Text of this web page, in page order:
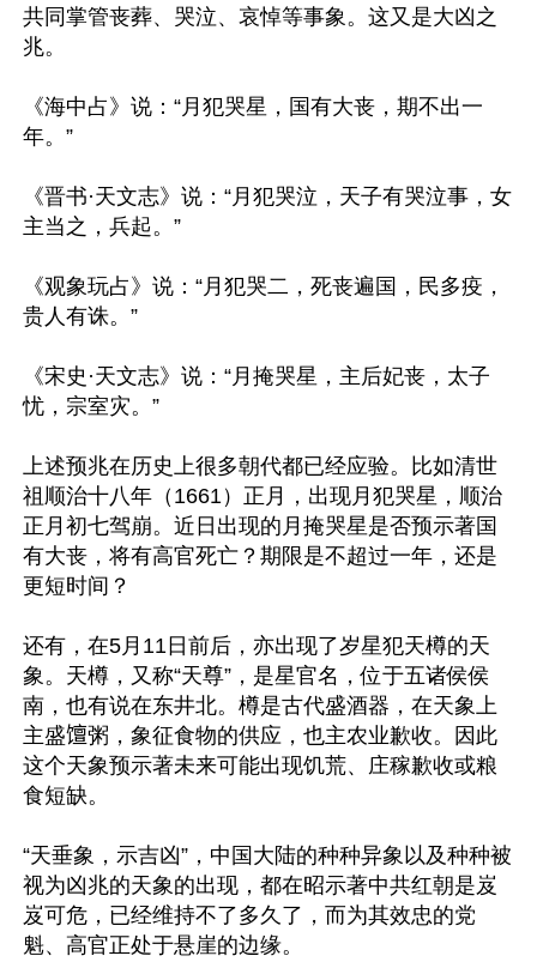
共同掌管‌丧葬、哭泣、哀悼‌等事象。这又是大凶之
兆。
《海中占》说：“月犯哭星，国有大丧，期不出一
年。”
《晋书·天文志》说：“月犯哭泣，天子有哭泣事，女
主当之，兵起。”
《观象玩占》说：“月犯哭二，死丧遍国，民多疫，
贵人有诛。”
《宋史·天文志》说：“月掩哭星，主后妃丧，太子
忧，宗室灾。”
上述预兆在历史上很多朝代都已经应验。比如清世
祖顺治十八年（1661）正月，出现月犯哭星，顺治
正月初七驾崩。近日出现的月掩哭星是否预示著国
有大丧，将有高官死亡？期限是不超过一年，还是
更短时间？
还有，在5月11日前后，亦出现了岁星犯天樽的天
象。天樽，又称“天尊”，是星官名，位于五诸侯侯
南，也有说在东井北。樽是古代盛酒器，在天象上
主盛𫗴粥，象征食物的供应，也主农业歉收。因此
这个天象预示著未来可能出现饥荒、庄稼歉收或粮
食短缺。
“天垂象，示吉凶”，中国大陆的种种异象以及种种被
视为凶兆的天象的出现，都在昭示著中共红朝是岌
岌可危，已经维持不了多久了，而为其效忠的党
魁、高官正处于悬崖的边缘。